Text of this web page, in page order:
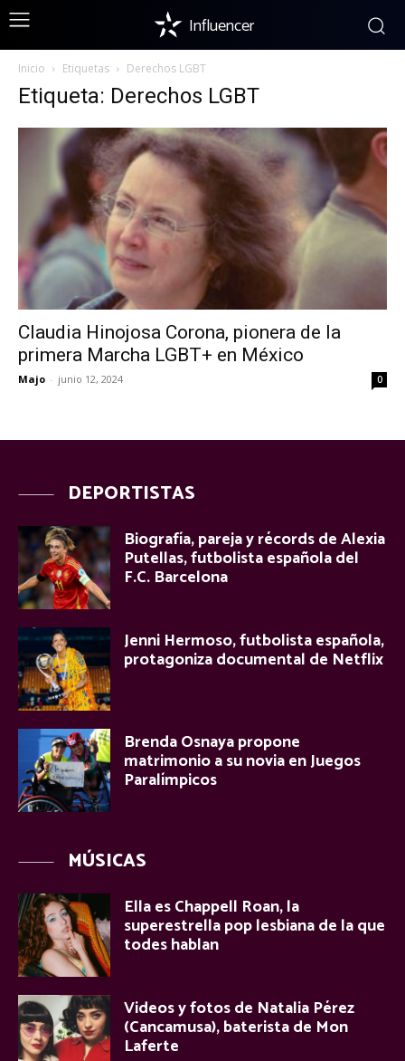
Influencer
Inicio Etiquetas Derechos LGBT
Etiqueta: Derechos LGBT
Claudia Hinojosa Corona, pionera de la
primera Marcha LGBT+ en México
Majo - junio 12, 2024 0
DEPORTISTAS
Biografía, pareja y récords de Alexia
Putellas, futbolista española del
F.C. Barcelona
Jenni Hermoso, futbolista española,
protagoniza documental de Netflix
Brenda Osnaya propone
matrimonio a su novia en Juegos
Paralímpicos
MÚSICAS
Ella es Chappell Roan, la
superestrella pop lesbiana de la que
todes hablan
Videos y fotos de Natalia Pérez
(Cancamusa), baterista de Mon
Laferte